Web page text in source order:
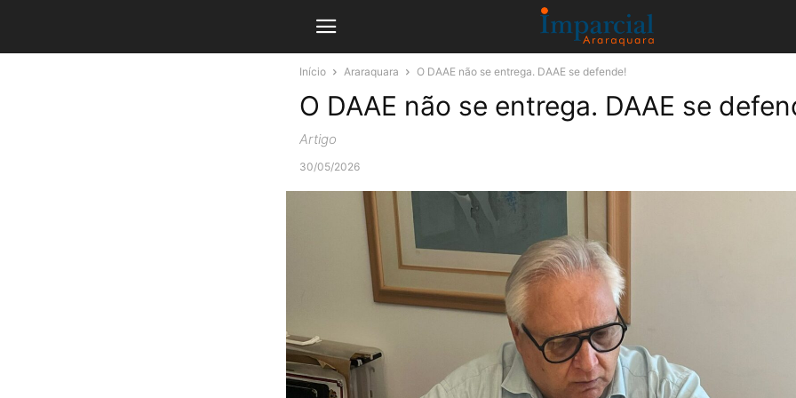
Início Araraquara O DAAE não se entrega. DAAE se defende!
O DAAE não se entrega. DAAE se
Artigo
30/05/2026